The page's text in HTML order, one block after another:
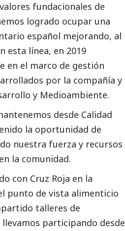
fundacionales de
logrado ocupar una
español mejorando, al
esta línea, en 2019
en el marco de gestión
por la compañía y
y Medioambiente.
desde Calidad
la oportunidad de
nuestra fuerza y recursos
la comunidad.
con Cruz Roja en la
punto de vista alimenticio
talleres de
participando desde